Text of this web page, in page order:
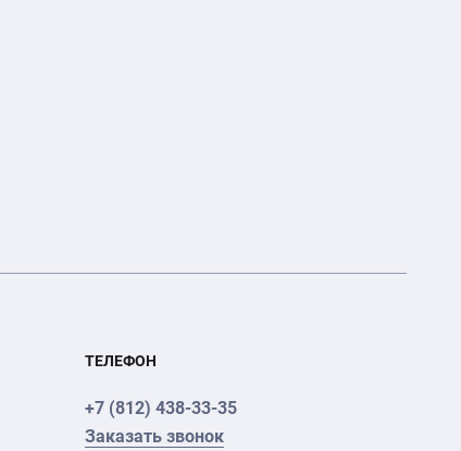
ТЕЛЕФОН
+7 (812) 438-33-35
Заказать звонок